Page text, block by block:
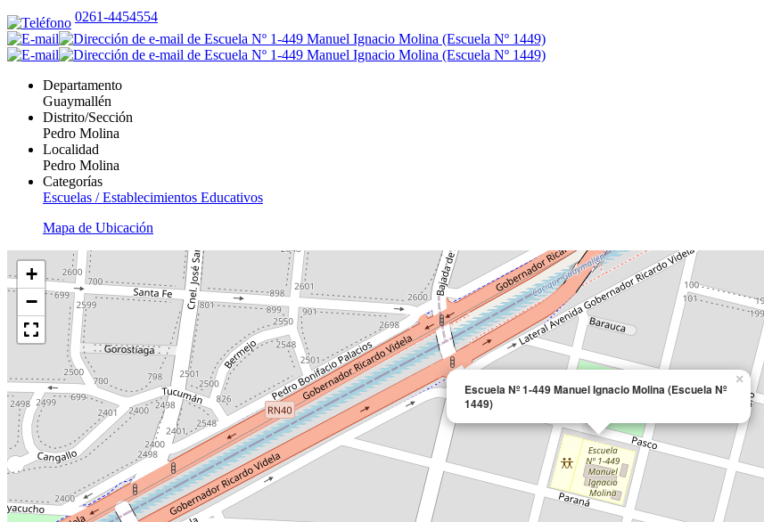
0261-4454554
Departamento
Guaymallén
Distrito/Sección
Pedro Molina
Localidad
Pedro Molina
Categorías
Escuelas / Establecimientos Educativos
Mapa de Ubicación
Escuela Nº 1-449 Manuel Ignacio Molina (Escuela Nº
1449)
×
+
−